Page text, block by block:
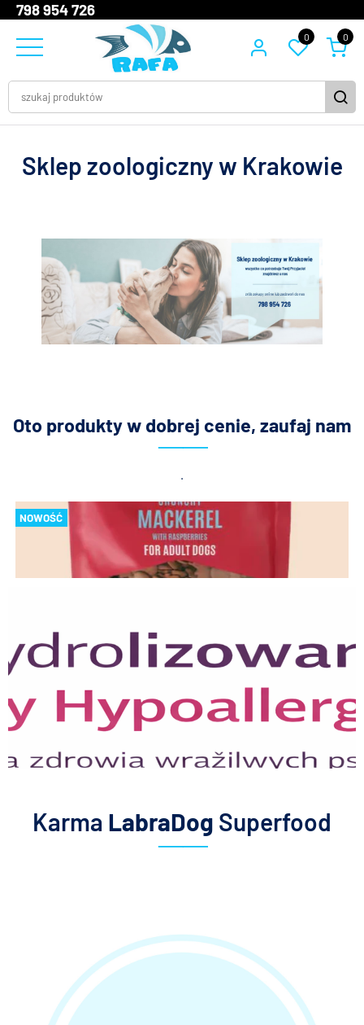
798 954 726
0 0
Sklep zoologiczny w Krakowie
Oto produkty w dobrej cenie, zaufaj nam
.
NOWOŚĆ
Przysmak dla psów HAP FANCY KIEŁBASKI Z KRÓLIKA 500G
39,00 zł
Karma LabraDog Superfood